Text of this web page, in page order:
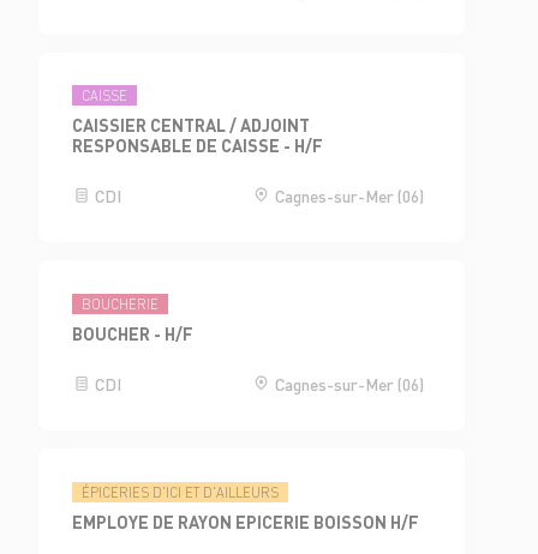
CAISSE
CAISSIER CENTRAL / ADJOINT
RESPONSABLE DE CAISSE - H/F
CDI Cagnes-sur-Mer (06)
BOUCHERIE
BOUCHER - H/F
CDI Cagnes-sur-Mer (06)
ÉPICERIES D'ICI ET D'AILLEURS
EMPLOYE DE RAYON EPICERIE BOISSON H/F